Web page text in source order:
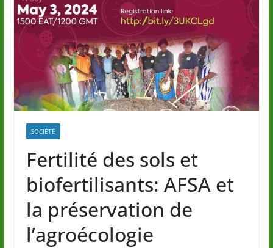
SOCIÉTÉ
Fertilité des sols et
biofertilisants: AFSA et
la préservation de
l’agroécologie